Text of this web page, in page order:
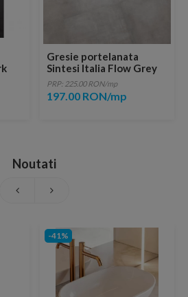
Gresie portelanata
Sintesi Italia Flow Grey
60,4x60,4 cm
PRP: 225.00 RON/mp
197.00 RON/mp
Noutati
-41%